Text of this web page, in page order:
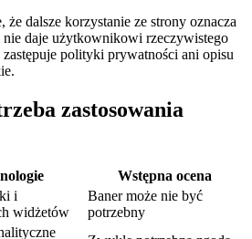
że dalsze korzystanie ze strony oznacza
daje użytkownikowi rzeczywistego
polityki prywatności ani opisu
zastosowania
Wstępna ocena
i
widżetów
Baner może nie być
potrzebny